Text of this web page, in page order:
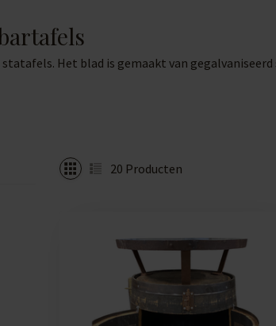
Het blad is gemaakt van
20 Producten